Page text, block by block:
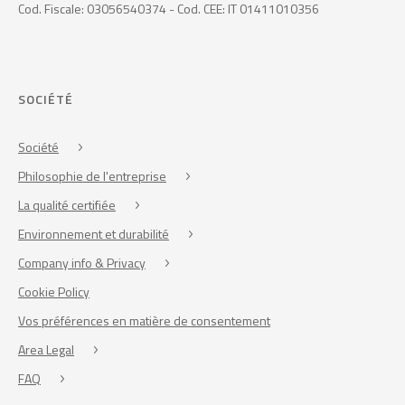
Cod. Fiscale: 03056540374 - Cod. CEE: IT 01411010356
SOCIÉTÉ
Société
Philosophie de l'entreprise
La qualité certifiée
Environnement et durabilité
Company info & Privacy
Cookie Policy
Vos préférences en matière de consentement
Area Legal
FAQ